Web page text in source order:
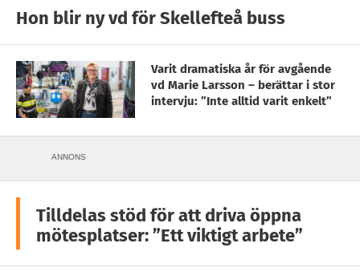
Hon blir ny vd för Skellefteå buss
Varit dramatiska år för avgående
vd Marie Larsson – berättar i stor
intervju: ”Inte alltid varit enkelt”
ANNONS
Tilldelas stöd för att driva öppna
mötesplatser: ”Ett viktigt arbete”